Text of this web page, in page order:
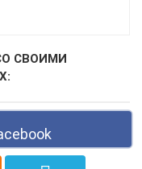
СВОИМИ